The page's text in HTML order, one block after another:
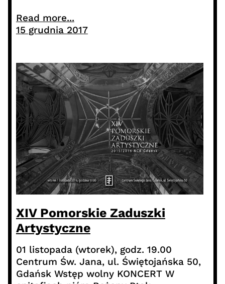
Read more...
15 grudnia 2017
XIV Pomorskie Zaduszki
Artystyczne
01 listopada (wtorek), godz. 19.00
Centrum Św. Jana, ul. Świętojańska 50,
Gdańsk Wstęp wolny KONCERT W